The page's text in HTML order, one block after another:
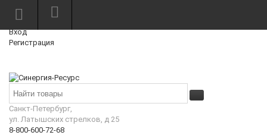
Режим работы: Пн—Пт: 10:00—18:00
Вход
Регистрация
Санкт-Петербург,
ул. Латышских стрелков, д 25
8-800-600-72-68